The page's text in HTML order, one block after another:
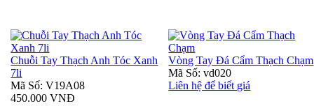
Chuỗi Tay Thạch Anh Tóc Xanh
7li
Mã Số: V19A08
450.000 VNĐ
Vòng Tay Đá Cẩm Thạch Chạm
Mã Số: vd020
Liên hệ để biết giá